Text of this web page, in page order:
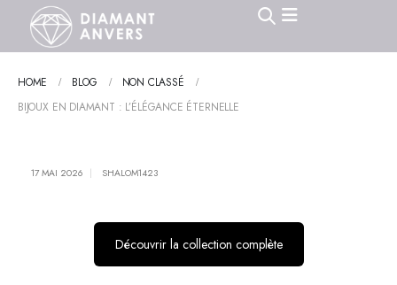
HOME BLOG
NON CLASSÉ
BIJOUX EN DIAMANT : L’ÉLÉGANCE ÉTERNELLE
17 MAI 2026 SHALOM1423
Découvrir la collection complète